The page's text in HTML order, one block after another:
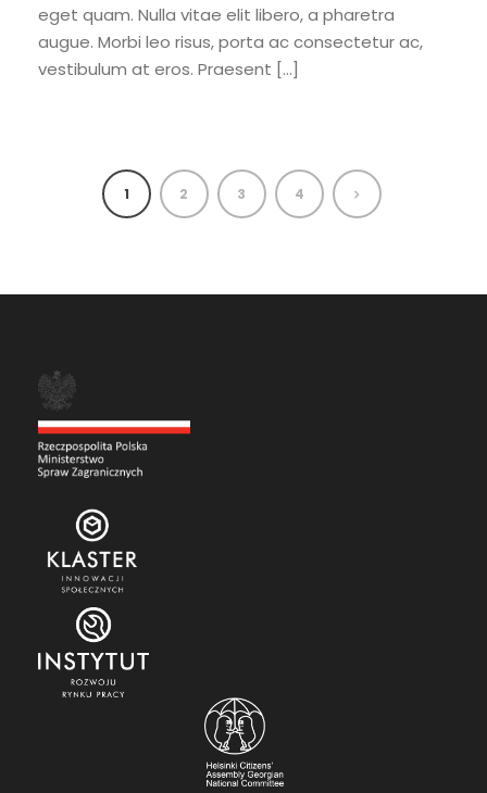
eget quam. Nulla vitae elit libero, a pharetra
augue. Morbi leo risus, porta ac consectetur ac,
vestibulum at eros. Praesent […]
1 2 3 4